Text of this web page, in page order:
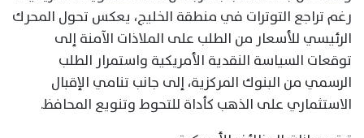
رغم تراجع التوترات في منطقة الخليج، يعكس تحول المحرك
الرئيسي للأسعار من الطلب على الملاذات الآمنة إلى
توقعات السياسة النقدية الأمريكية واستمرار الطلب
الرسمي من البنوك المركزية، إلى جانب تنامي الإقبال
الاستثماري على الذهب كأداة للتحوط وتنويع المحافظ.